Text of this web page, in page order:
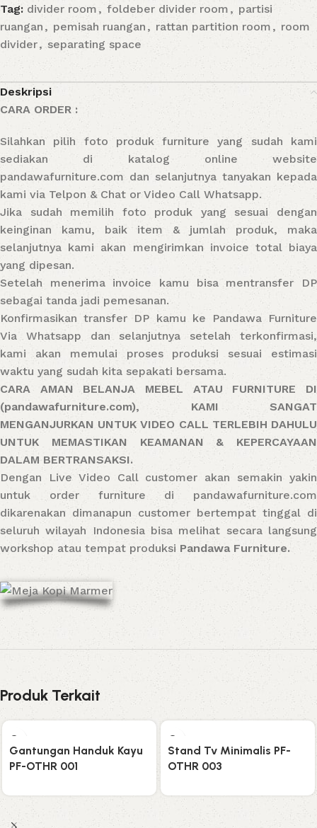
Tag: divider room , foldeber divider room , partisi
ruangan , pemisah ruangan , rattan partition room , room
divider, separating space
Deskripsi
CARA ORDER :
Silahkan pilih foto produk furniture yang sudah kami
sediakan di katalog online website
pandawafurniture.com dan selanjutnya tanyakan kepada
kami via Telpon & Chat or Video Call Whatsapp.
Jika sudah memilih foto produk yang sesuai dengan
keinginan kamu, baik item & jumlah produk, maka
selanjutnya kami akan mengirimkan invoice total biaya
yang dipesan.
Setelah menerima invoice kamu bisa mentransfer DP
sebagai tanda jadi pemesanan.
Konfirmasikan transfer DP kamu ke Pandawa Furniture
Via Whatsapp dan selanjutnya setelah terkonfirmasi,
kami akan memulai proses produksi sesuai estimasi
waktu yang sudah kita sepakati bersama.
CARA AMAN BELANJA MEBEL ATAU FURNITURE DI
(pandawafurniture.com), KAMI SANGAT
MENGANJURKAN UNTUK VIDEO CALL TERLEBIH DAHULU
UNTUK MEMASTIKAN KEAMANAN & KEPERCAYAAN
DALAM BERTRANSAKSI.
Dengan Live Video Call customer akan semakin yakin
untuk order furniture di pandawafurniture.com
dikarenakan dimanapun customer bertempat tinggal di
seluruh wilayah Indonesia bisa melihat secara langsung
workshop atau tempat produksi Pandawa Furniture.
Produk Terkait
Gantungan Handuk Kayu
PF-OTHR 001
Stand Tv Minimalis PF-
OTHR 003